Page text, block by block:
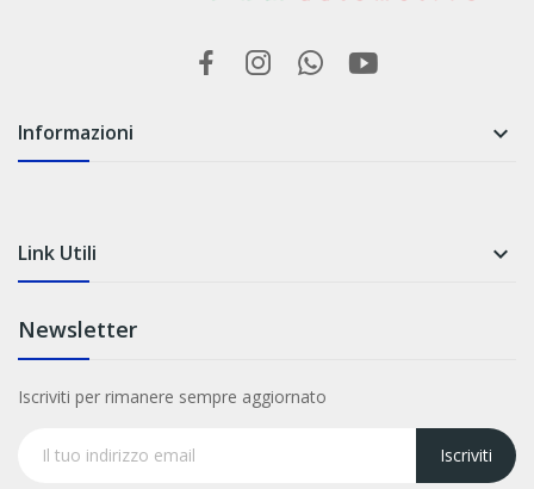
Informazioni 
Link Utili 
Newsletter
Iscriviti per rimanere sempre aggiornato
Iscriviti